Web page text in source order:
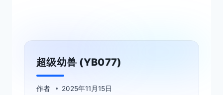
超级幼兽 (YB077)
作者 2025年11月15日